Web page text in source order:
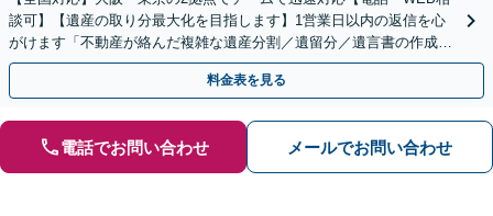
談可】【遺産の取り分最大化を目指します】1営業日以内の返信を心
がけます「不動産が絡んだ複雑な遺産分割／遺留分／遺言書の作成・
執行／事業承継など、お任せください」【休日相談あり】
料金表を見る
電話でお問い合わせ メールでお問い合わせ